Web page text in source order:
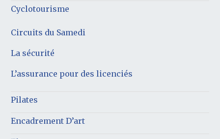
Cyclotourisme
Circuits du Samedi
La sécurité
L’assurance pour des licenciés
Pilates
Encadrement D’art